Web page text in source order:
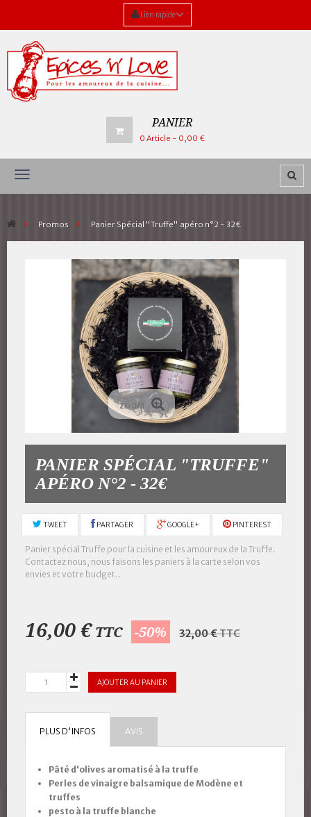
Lien rapide
PANIER
0 Article - 0,00 €
Navigation
> Promos > Panier Spécial "Truffe" apéro n°2 - 32€
ZOOM
PANIER SPÉCIAL "TRUFFE"
APÉRO N°2 - 32€
TWEET PARTAGER GOOGLE+ PINTEREST
Panier spécial Truffe pour la cuisine et les amoureux de la Truffe.
Contactez nous, nous faisons les paniers à la carte selon vos
envies et votre budget..
16,00 € TTC -50% 32,00 €TTC
AJOUTER AU PANIER
PLUS D'INFOS AVIS
Pâté d'olives aromatisé à la truffe
Perles de vinaigre balsamique de Modène et
truffes
pesto à la truffe blanche